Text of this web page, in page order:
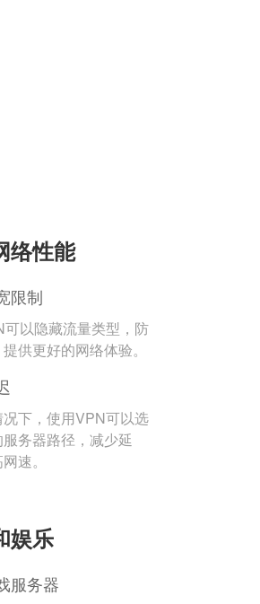
络性能
限制
以隐藏流量类型，防
供更好的网络体验。
下，使用VPN可以选
务器路径，减少延
速。
娱乐
服务器